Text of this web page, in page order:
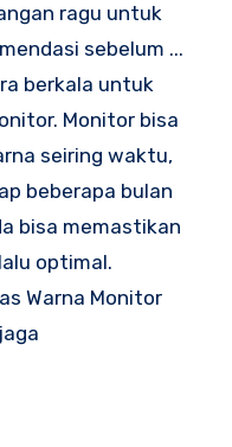
ragu untuk
sebelum ...
berkala untuk
Monitor bisa
seiring waktu,
beberapa bulan
bisa memastikan
optimal.
Warna Monitor